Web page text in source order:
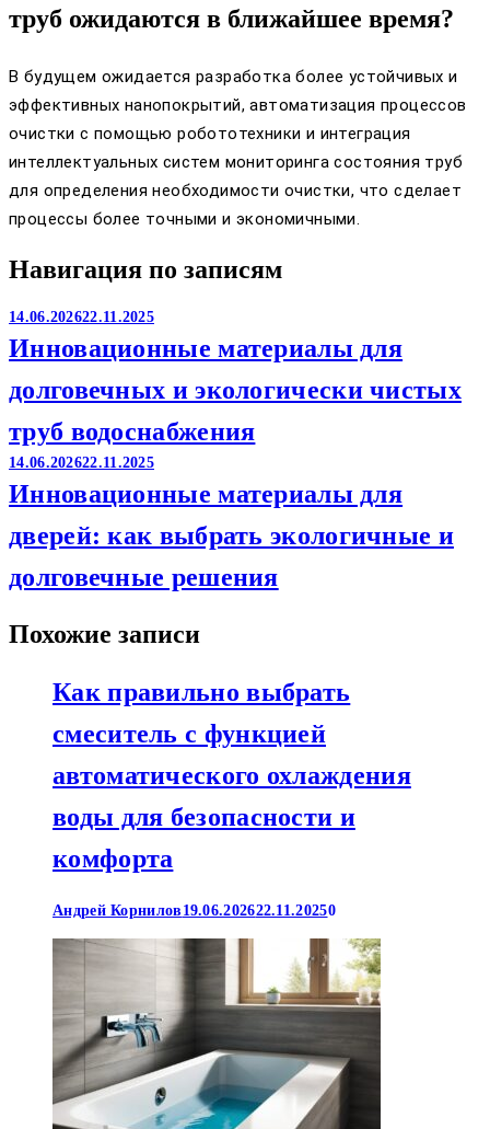
труб ожидаются в ближайшее время?
В будущем ожидается разработка более устойчивых и
эффективных нанопокрытий, автоматизация процессов
очистки с помощью робототехники и интеграция
интеллектуальных систем мониторинга состояния труб
для определения необходимости очистки, что сделает
процессы более точными и экономичными.
Навигация по записям
14.06.202622.11.2025
Инновационные материалы для
долговечных и экологически чистых
труб водоснабжения
14.06.202622.11.2025
Инновационные материалы для
дверей: как выбрать экологичные и
долговечные решения
Похожие записи
Как правильно выбрать
смеситель с функцией
автоматического охлаждения
воды для безопасности и
комфорта
Андрей Корнилов 19.06.202622.11.20250